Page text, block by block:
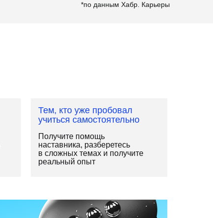
*по данным Хабр. Карьеры
Тем, кто уже пробовал
учиться самостоятельно
Получите помощь
наставника, разберетесь
в сложных темах и получите
реальный опыт